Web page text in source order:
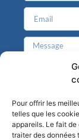
Pour offrir les
telles que les
appareils. Le fait
traiter des données
J'accepte
dans le cadre